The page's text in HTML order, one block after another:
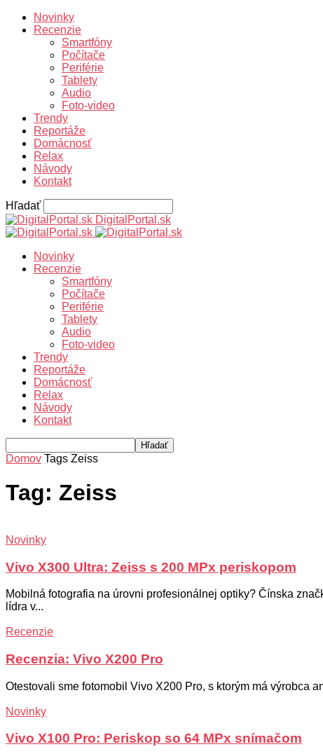
Novinky
Recenzie
Smartfóny
Počítače
Periférie
Tablety
Audio
Foto-video
Trendy
Reportáže
Domácnosť
Relax
Návody
Kontakt
Hľadať
DigitalPortal.sk
Novinky
Recenzie
Smartfóny
Počítače
Periférie
Tablety
Audio
Foto-video
Trendy
Reportáže
Domácnosť
Relax
Návody
Kontakt
Domov Tags Zeiss
Tag: Zeiss
Novinky
Vivo X300 Ultra: Zeiss s 200 MPx periskopom
Mobilná fotografia na úrovni profesionálnej optiky? Čínska
lídra v...
Recenzie
Recenzia: Vivo X200 Pro
Otestovali sme fotomobil Vivo X200 Pro, s ktorým má výrobca
Novinky
Vivo X100 Pro: Periskop so 64 MPx snímačom